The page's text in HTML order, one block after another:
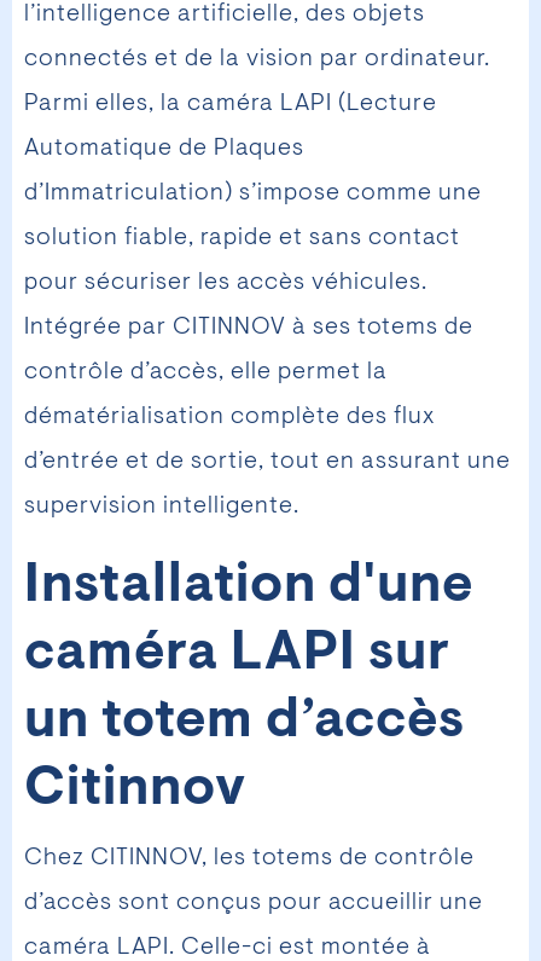
l’intelligence artificielle, des objets
connectés et de la vision par ordinateur.
Parmi elles, la caméra LAPI (Lecture
Automatique de Plaques
d’Immatriculation) s’impose comme une
solution fiable, rapide et sans contact
pour sécuriser les accès véhicules.
Intégrée par CITINNOV à ses totems de
contrôle d’accès, elle permet la
dématérialisation complète des flux
d’entrée et de sortie, tout en assurant une
supervision intelligente.
Installation d'une
caméra LAPI sur
un totem d’accès
Citinnov
Chez CITINNOV, les totems de contrôle
d’accès sont conçus pour accueillir une
caméra LAPI. Celle-ci est montée à